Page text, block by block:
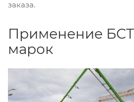
заказа.
Применение
марок